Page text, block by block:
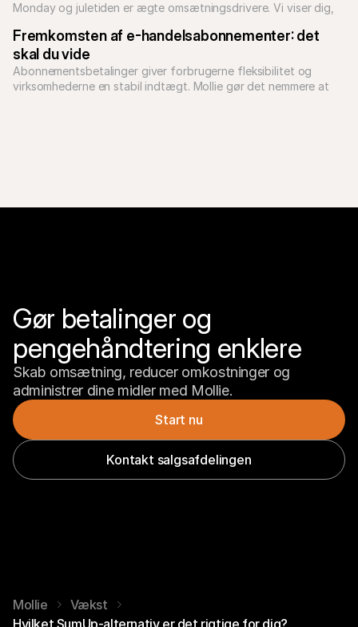
Monday og juletiden er ægte omsætningsdrivere. Vi viser dig,
Fremkomsten af e-handelsabonnementer: det
skal du vide
Abonnementsbetalinger giver forbrugerne fleksibilitet og
virksomhederne en stabil indtægt. Mollie gør det nemmere at
Gør betalinger og
pengehåndtering enklere
Skab omsætning, reducer omkostninger og
administrer dine midler med Mollie.
Start nu
Kontakt salgsafdelingen
Mollie
Vækst
Hvilket SumUp-alternativ er det rigtige for dig?